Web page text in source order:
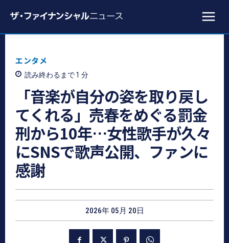
エンタメ
読み終わるまで 1 分
「音楽が自分の姿を取り戻し
てくれる」売春をめぐる罰金
刑から10年…女性歌手が久々
にSNSで歌声公開、ファンに
感謝
2026年 05月 20日